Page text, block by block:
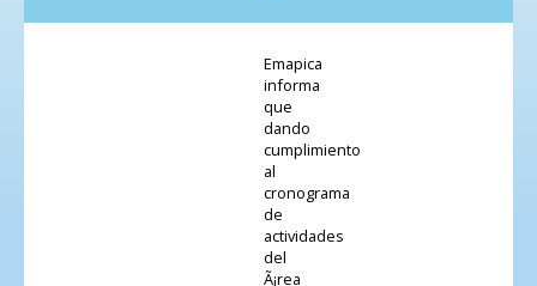
Emapica
informa
que
dando
cumplimiento
al
cronograma
de
actividades
del
Ã¡rea